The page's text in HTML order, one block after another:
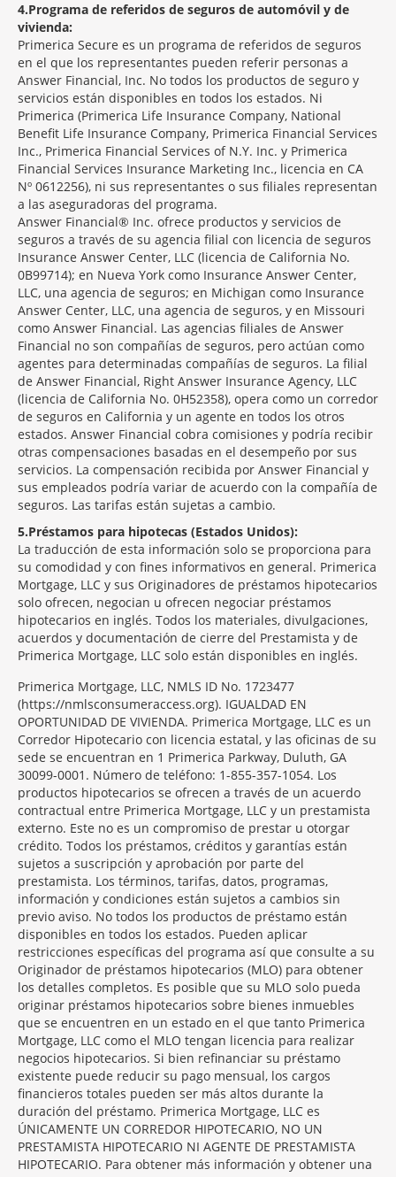
4 Programa de referidos de seguros de automóvil y de
vivienda:
Primerica Secure es un programa de referidos de seguros
en el que los representantes pueden referir personas a
Answer Financial, Inc. No todos los productos de seguro y
servicios están disponibles en todos los estados. Ni
Primerica (Primerica Life Insurance Company, National
Benefit Life Insurance Company, Primerica Financial Services
Inc., Primerica Financial Services of N.Y. Inc. y Primerica
Financial Services Insurance Marketing Inc., licencia en CA
Nº 0612256), ni sus representantes o sus filiales representan
a las aseguradoras del programa.
Answer Financial® Inc. ofrece productos y servicios de
seguros a través de su agencia filial con licencia de seguros
Insurance Answer Center, LLC (licencia de California No.
0B99714); en Nueva York como Insurance Answer Center,
LLC, una agencia de seguros; en Michigan como Insurance
Answer Center, LLC, una agencia de seguros, y en Missouri
como Answer Financial. Las agencias filiales de Answer
Financial no son compañías de seguros, pero actúan como
agentes para determinadas compañías de seguros. La filial
de Answer Financial, Right Answer Insurance Agency, LLC
(licencia de California No. 0H52358), opera como un corredor
de seguros en California y un agente en todos los otros
estados. Answer Financial cobra comisiones y podría recibir
otras compensaciones basadas en el desempeño por sus
servicios. La compensación recibida por Answer Financial y
sus empleados podría variar de acuerdo con la compañía de
seguros. Las tarifas están sujetas a cambio.
5 Préstamos para hipotecas (Estados Unidos):
La traducción de esta información solo se proporciona para
su comodidad y con fines informativos en general. Primerica
Mortgage, LLC y sus Originadores de préstamos hipotecarios
solo ofrecen, negocian u ofrecen negociar préstamos
hipotecarios en inglés. Todos los materiales, divulgaciones,
acuerdos y documentación de cierre del Prestamista y de
Primerica Mortgage, LLC solo están disponibles en inglés.
Primerica Mortgage, LLC, NMLS ID No. 1723477
(https://nmlsconsumeraccess.org). IGUALDAD EN
OPORTUNIDAD DE VIVIENDA. Primerica Mortgage, LLC es un
Corredor Hipotecario con licencia estatal, y las oficinas de su
sede se encuentran en 1 Primerica Parkway, Duluth, GA
30099-0001. Número de teléfono: 1-855-357-1054. Los
productos hipotecarios se ofrecen a través de un acuerdo
contractual entre Primerica Mortgage, LLC y un prestamista
externo. Este no es un compromiso de prestar u otorgar
crédito. Todos los préstamos, créditos y garantías están
sujetos a suscripción y aprobación por parte del
prestamista. Los términos, tarifas, datos, programas,
información y condiciones están sujetos a cambios sin
previo aviso. No todos los productos de préstamo están
disponibles en todos los estados. Pueden aplicar
restricciones específicas del programa así que consulte a su
Originador de préstamos hipotecarios (MLO) para obtener
los detalles completos. Es posible que su MLO solo pueda
originar préstamos hipotecarios sobre bienes inmuebles
que se encuentren en un estado en el que tanto Primerica
Mortgage, LLC como el MLO tengan licencia para realizar
negocios hipotecarios. Si bien refinanciar su préstamo
existente puede reducir su pago mensual, los cargos
financieros totales pueden ser más altos durante la
duración del préstamo. Primerica Mortgage, LLC es
ÚNICAMENTE UN CORREDOR HIPOTECARIO, NO UN
PRESTAMISTA HIPOTECARIO NI AGENTE DE PRESTAMISTA
HIPOTECARIO. Para obtener más información y obtener una